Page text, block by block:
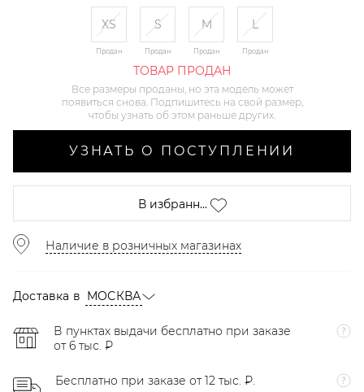
XS
Продан
S
Продан
M
Продан
L
Продан
ТОВАР ПРОДАН
Все размеры проданы, но эта модель может
появиться снова. Подпишитесь на свой размер,
чтобы узнать об этом раньше других.
УЗНАТЬ О ПОСТУПЛЕНИИ
В избранн...
Наличие в розничных магазинах
Доставка в МОСКВА
В пунктах выдачи бесплатно при заказе
от 6 тыс. ₽
Бесплатно при заказе от 12 тыс. ₽.